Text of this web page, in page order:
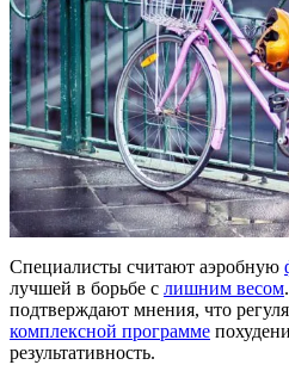
Специалисты считают аэробную
лучшей в борьбе с лишним весом
подтверждают мнения, что
комплексной программе
результативность.